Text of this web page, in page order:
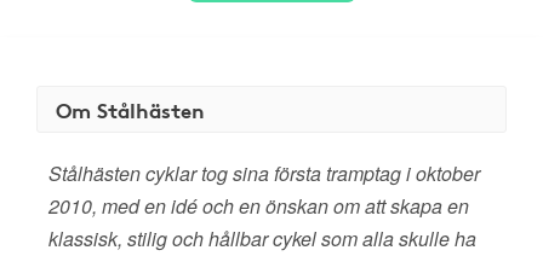
Om Stålhästen
Stålhästen cyklar tog sina första tramptag i oktober
2010, med en idé och en önskan om att skapa en
klassisk, stilig och hållbar cykel som alla skulle ha